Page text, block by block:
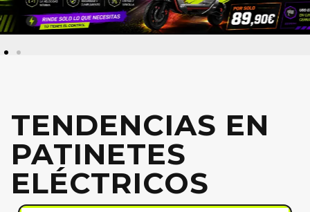
TENDENCIAS EN
PATINETES
ELÉCTRICOS